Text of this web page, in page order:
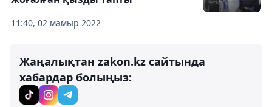
11:40, 02 мамыр 2022
Жаңалықтан zakon.kz сайтында
хабардар болыңыз: